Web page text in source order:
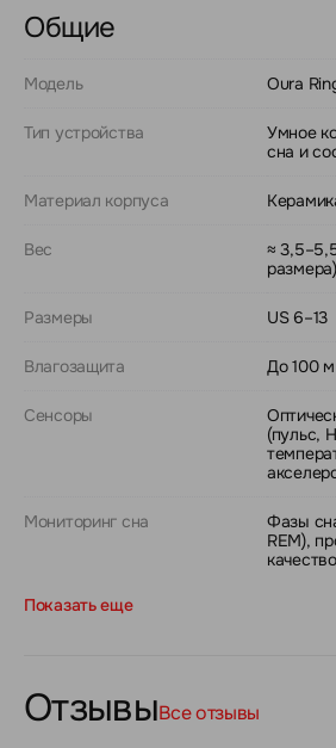
Общие
Модель Oura
Тип устройства
Умное
сна и
Материал корпуса
Вес
≈
размера)
Размеры US 6–13
Влагозащита До 100 м
Сенсоры
(пульс,
Мониторинг сна
Фазы
REM),
Показать еще
ОтзывыВсе отзывы